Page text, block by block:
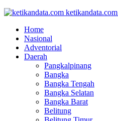
Home
Nasional
Adventorial
Daerah
Pangkalpinang
Bangka
Bangka Tengah
Bangka Selatan
Bangka Barat
Belitung